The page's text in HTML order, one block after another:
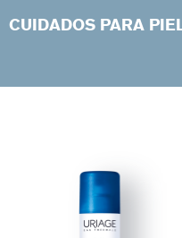
CUIDADOS PARA